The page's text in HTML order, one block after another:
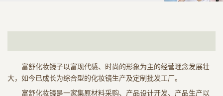
关于富舒
富舒化妆镜子以富现代感、时尚的形象为主的经营理念发展壮
大，如今已成长为综合型的化妆镜生产及定制批发工厂。
富舒化妆镜是一家集原材料采购、产品设计开发、产品生产以